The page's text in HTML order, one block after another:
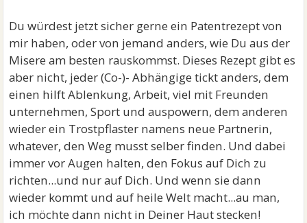
Du würdest jetzt sicher gerne ein Patentrezept von
mir haben, oder von jemand anders, wie Du aus der
Misere am besten rauskommst. Dieses Rezept gibt es
aber nicht, jeder (Co-)- Abhängige tickt anders, dem
einen hilft Ablenkung, Arbeit, viel mit Freunden
unternehmen, Sport und auspowern, dem anderen
wieder ein Trostpflaster namens neue Partnerin,
whatever, den Weg musst selber finden. Und dabei
immer vor Augen halten, den Fokus auf Dich zu
richten...und nur auf Dich. Und wenn sie dann
wieder kommt und auf heile Welt macht...au man,
ich möchte dann nicht in Deiner Haut stecken!